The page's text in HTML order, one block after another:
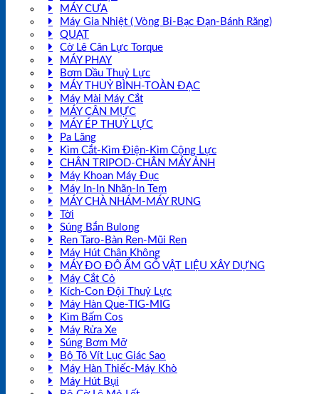
MÁY CƯA
Máy Gia Nhiệt ( Vòng Bi-Bạc Đạn-Bánh Răng)
QUẠT
Cờ Lê Cân Lực Torque
MÁY PHAY
Bơm Dầu Thuỷ Lực
MÁY THUỶ BÌNH-TOÀN ĐẠC
Máy Mài Máy Cắt
MÁY CÂN MỰC
MÁY ÉP THUỶ LỰC
Pa Lăng
Kìm Cắt-Kìm Điện-Kìm Cộng Lực
CHÂN TRIPOD-CHÂN MÁY ẢNH
Máy Khoan Máy Đục
Máy In-In Nhãn-In Tem
MÁY CHÀ NHÁM-MÁY RUNG
Tời
Súng Bắn Bulong
Ren Taro-Bàn Ren-Mũi Ren
Máy Hút Chân Không
MÁY ĐO ĐỘ ẨM GỖ VẬT LIỆU XÂY DỰNG
Máy Cắt Cỏ
Kích-Con Đội Thuỷ Lực
Máy Hàn Que-TIG-MIG
Kìm Bấm Cos
Máy Rửa Xe
Súng Bơm Mỡ
Bộ Tô Vít Lục Giác Sao
Máy Hàn Thiếc-Máy Khò
Máy Hút Bụi